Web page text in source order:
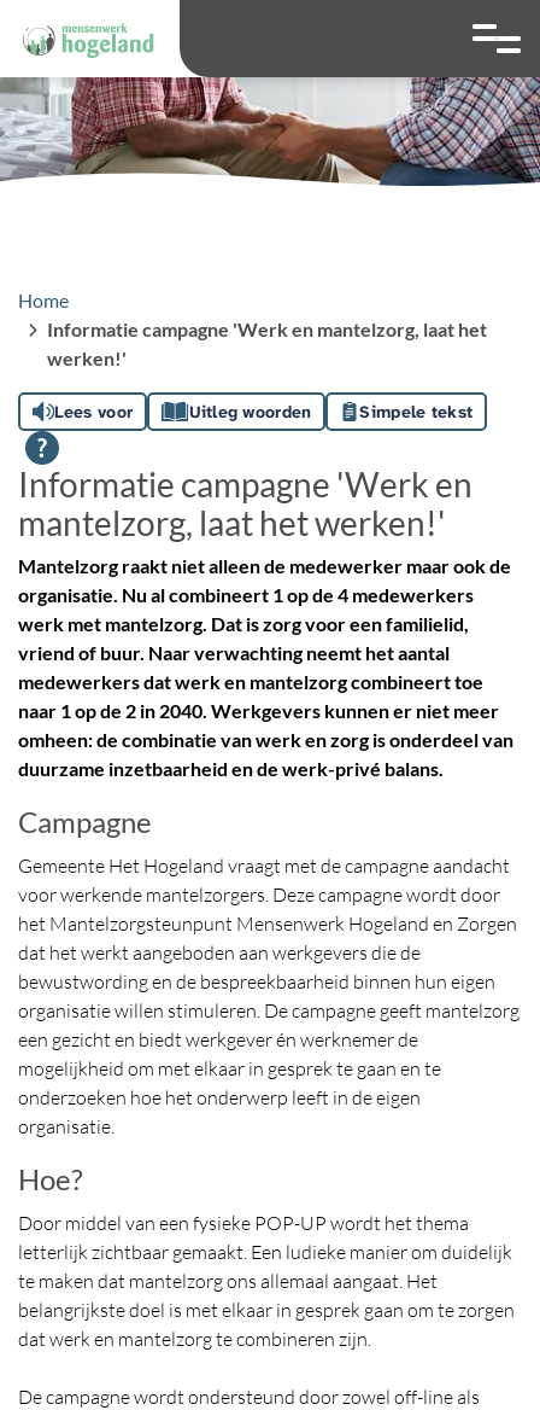
Hoog contrast
Ga naar
Home
Informatie campagne 'Werk en mantelzorg, laat het
werken!'
Lees voor Uitleg woorden Simpele tekst
Informatie campagne 'Werk en
mantelzorg, laat het werken!'
Mantelzorg raakt niet alleen de medewerker maar ook de
organisatie. Nu al combineert 1 op de 4 medewerkers
werk met mantelzorg. Dat is zorg voor een familielid,
vriend of buur. Naar verwachting neemt het aantal
medewerkers dat werk en mantelzorg combineert toe
naar 1 op de 2 in 2040. Werkgevers kunnen er niet meer
omheen: de combinatie van werk en zorg is onderdeel van
duurzame inzetbaarheid en de werk-privé balans.
Campagne
Gemeente Het Hogeland vraagt met de campagne aandacht
voor werkende mantelzorgers. Deze campagne wordt door
het Mantelzorgsteunpunt Mensenwerk Hogeland en Zorgen
dat het werkt aangeboden aan werkgevers die de
bewustwording en de bespreekbaarheid binnen hun eigen
organisatie willen stimuleren. De campagne geeft mantelzorg
een gezicht en biedt werkgever én werknemer de
mogelijkheid om met elkaar in gesprek te gaan en te
onderzoeken hoe het onderwerp leeft in de eigen
organisatie.
Hoe?
Door middel van een fysieke POP-UP wordt het thema
letterlijk zichtbaar gemaakt. Een ludieke manier om duidelijk
te maken dat mantelzorg ons allemaal aangaat. Het
belangrijkste doel is met elkaar in gesprek gaan om te zorgen
dat werk en mantelzorg te combineren zijn.
De campagne wordt ondersteund door zowel off-line als